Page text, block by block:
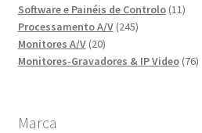
Software e Painéis de Controlo 1111
Processamento A/V 245245
Monitores A/V 2020
produtos
Monitores-Gravadores & IP Video 7676
Marca